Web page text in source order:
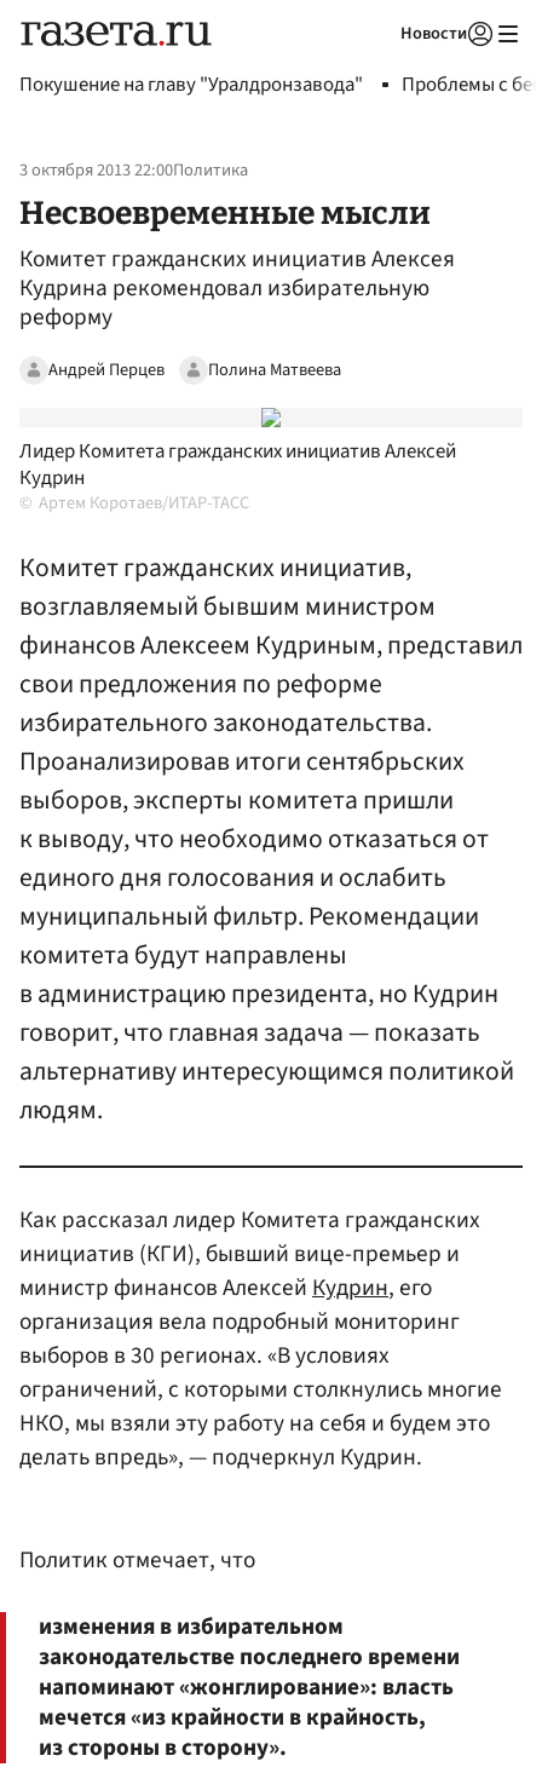
Новости
Покушение на главу "Уралдронзавода" Проблемы с
3 октября 2013 22:00Политика
Несвоевременные мысли
Комитет гражданских инициатив Алексея
Кудрина рекомендовал избирательную
реформу
Андрей Перцев Полина Матвеева
Лидер Комитета гражданских инициатив Алексей
Кудрин
Артем Коротаев/ИТАР-ТАСС
Комитет гражданских инициатив,
возглавляемый бывшим министром
финансов Алексеем Кудриным, представил
свои предложения по реформе
избирательного законодательства.
Проанализировав итоги сентябрьских
выборов, эксперты комитета пришли
к выводу, что необходимо отказаться от
единого дня голосования и ослабить
муниципальный фильтр. Рекомендации
комитета будут направлены
в администрацию президента, но Кудрин
говорит, что главная задача — показать
альтернативу интересующимся политикой
людям.
Как рассказал лидер Комитета гражданских
инициатив (КГИ), бывший вице-премьер и
министр финансов АлексейКудрин, его
организация вела подробный мониторинг
выборов в 30 регионах. «В условиях
ограничений, с которыми столкнулись многие
НКО, мы взяли эту работу на себя и будем это
делать впредь», — подчеркнул Кудрин.
Политик отмечает, что
изменения в избирательном
законодательстве последнего времени
напоминают «жонглирование»: власть
мечется «из крайности в крайность,
из стороны в сторону».